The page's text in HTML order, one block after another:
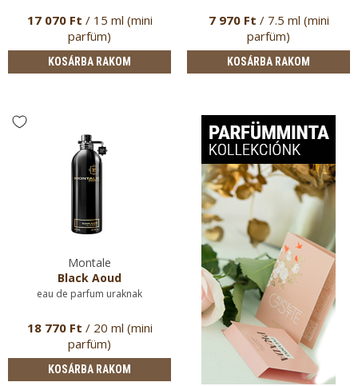
17 070 Ft / 15 ml (mini
parfüm)
KOSÁRBA RAKOM
7 970 Ft / 7.5 ml (mini
parfüm)
KOSÁRBA RAKOM
Montale
Black Aoud
eau de parfum uraknak
18 770 Ft / 20 ml (mini
parfüm)
KOSÁRBA RAKOM